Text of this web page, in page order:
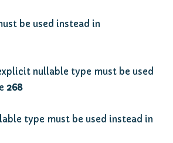
be used instead in
nullable type must be used
268
type must be used instead in